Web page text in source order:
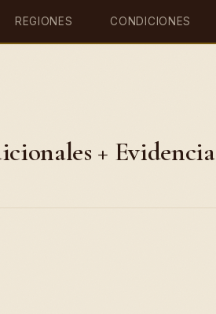
REGIONES CONDICIONES
+ Evidencia